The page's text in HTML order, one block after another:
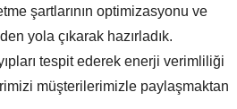
şartlarının optimizasyonu ve
yola çıkarak hazırladık.
tespit ederek enerji verimliliği
müşterilerimizle paylaşmaktan